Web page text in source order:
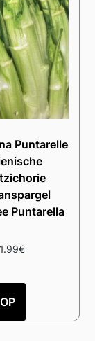
Puntarelle
Puntarella
1.99€